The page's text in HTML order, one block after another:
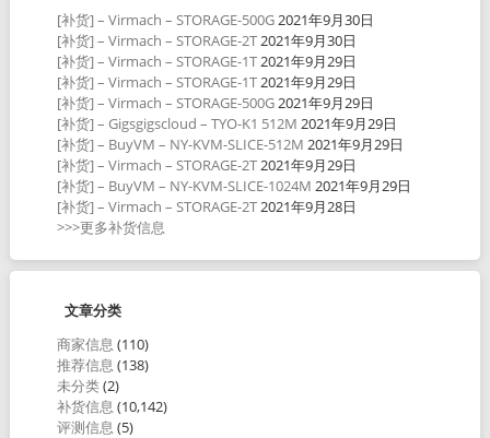
[补货] – Virmach – STORAGE-500G2021年9月30日
[补货] – Virmach – STORAGE-2T2021年9月30日
[补货] – Virmach – STORAGE-1T2021年9月29日
[补货] – Virmach – STORAGE-1T2021年9月29日
[补货] – Virmach – STORAGE-500G2021年9月29日
[补货] – Gigsgigscloud – TYO-K1 512M 2021年9月29日
[补货] – BuyVM – NY-KVM-SLICE-512M 2021年9月29日
[补货] – Virmach – STORAGE-2T2021年9月29日
[补货] – BuyVM – NY-KVM-SLICE-1024M 2021年9月29日
[补货] – Virmach – STORAGE-2T2021年9月28日
>>>更多补货信息
文章分类
商家信息 (110)
推荐信息 (138)
未分类(2)
补货信息 (10,142)
评测信息 (5)